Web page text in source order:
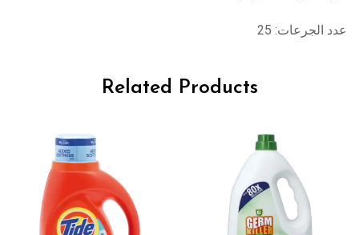
عدد الجرعات: 25
Related Products